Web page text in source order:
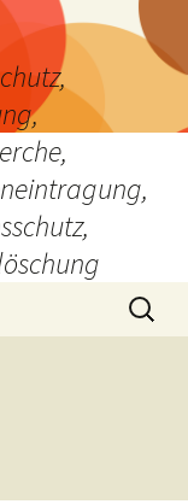
Suchen
nach: